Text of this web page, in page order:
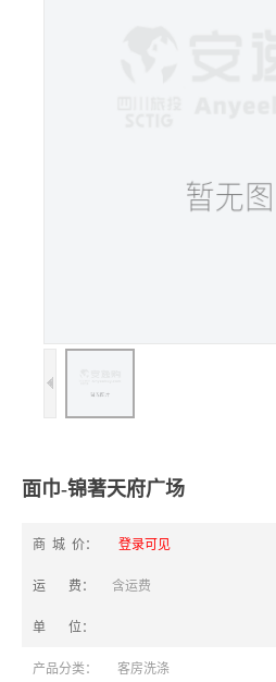
面巾-锦著天府广场
商 城 价： 登录可见
运 费： 含运费
单 位：
产品分类： 客房洗涤